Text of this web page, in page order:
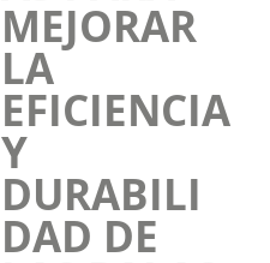
MEJORAR
LA
EFICIENCIA
Y
DURABILI
DAD DE